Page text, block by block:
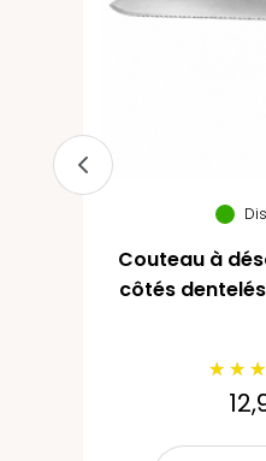
Couteau à
côtés